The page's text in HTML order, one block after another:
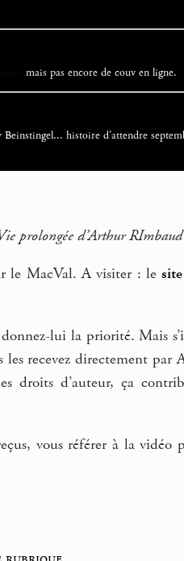
mais pas encore de couv en ligne.
histoire d’attendre
prolongée d’Arthur RImbaud
le MacVal. A visiter : le
lui la priorité. Mais
recevez directement par
droits d’auteur, ça
vous référer à la